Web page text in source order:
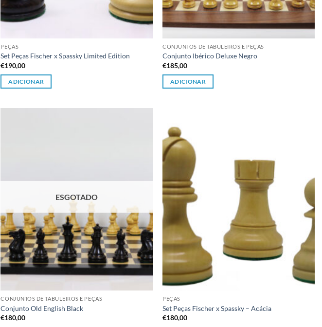
PEÇAS
Set Peças Fischer x Spassky Limited Edition
€190,00
ADICIONAR
CONJUNTOS DE TABULEIROS E PEÇAS
Conjunto Ibérico Deluxe Negro
€185,00
ADICIONAR
ESGOTADO
CONJUNTOS DE TABULEIROS E PEÇAS
Conjunto Old English Black
€180,00
PEÇAS
Set Peças Fischer x Spassky – Acácia
€180,00